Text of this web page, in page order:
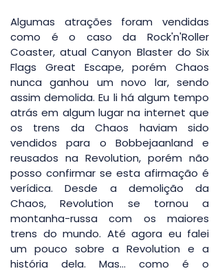
Algumas atrações foram vendidas
como é o caso da Rock'n'Roller
Coaster, atual Canyon Blaster do Six
Flags Great Escape, porém Chaos
nunca ganhou um novo lar, sendo
assim demolida. Eu li há algum tempo
atrás em algum lugar na internet que
os trens da Chaos haviam sido
vendidos para o Bobbejaanland e
reusados na Revolution, porém não
posso confirmar se esta afirmação é
verídica. Desde a demolição da
Chaos, Revolution se tornou a
montanha-russa com os maiores
trens do mundo. Até agora eu falei
um pouco sobre a Revolution e a
história dela. Mas... como é o